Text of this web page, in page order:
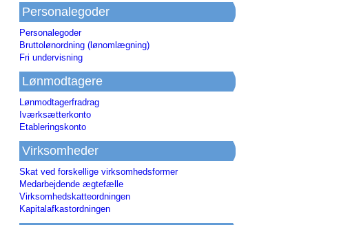
Personalegoder
Personalegoder
Bruttolønordning (lønomlægning)
Fri undervisning
Lønmodtagere
Lønmodtagerfradrag
Iværksætterkonto
Etableringskonto
Virksomheder
Skat ved forskellige virksomhedsformer
Medarbejdende ægtefælle
Virksomhedskatteordningen
Kapitalafkastordningen